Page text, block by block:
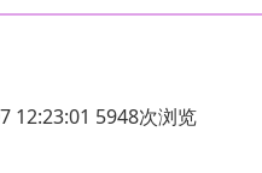
12:23:01 5948次浏览